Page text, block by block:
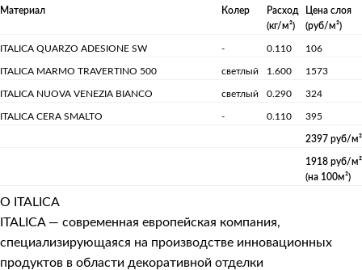
Материал Колер
Расход
(кг/м²)
Цена слоя
(руб/м²)
ITALICA QUARZO ADESIONE SW - 0.110 106
ITALICA MARMO TRAVERTINO 500 светлый 1.600 1573
ITALICA NUOVA VENEZIA BIANCO светлый 0.290 324
ITALICA CERA SMALTO - 0.110 395
2397 руб/м²
1918 руб/м²
(на 100м²)
О ITALICA
ITALICA — современная европейская компания,
специализирующаяся на производстве инновационных
продуктов в области декоративной отделки